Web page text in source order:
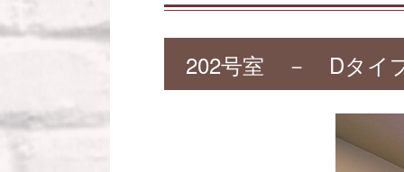
202号室 － Dタイ